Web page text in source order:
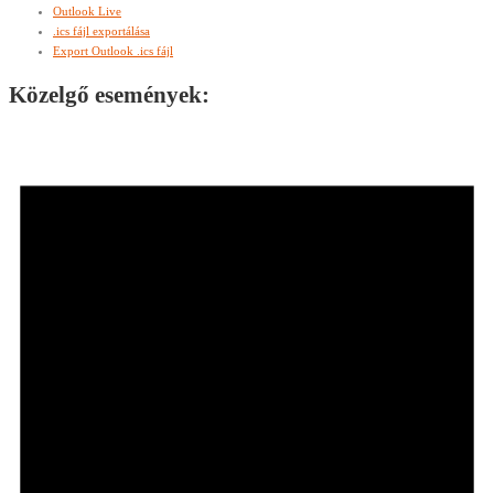
Outlook Live
.ics fájl exportálása
Export Outlook .ics fájl
Közelgő események: